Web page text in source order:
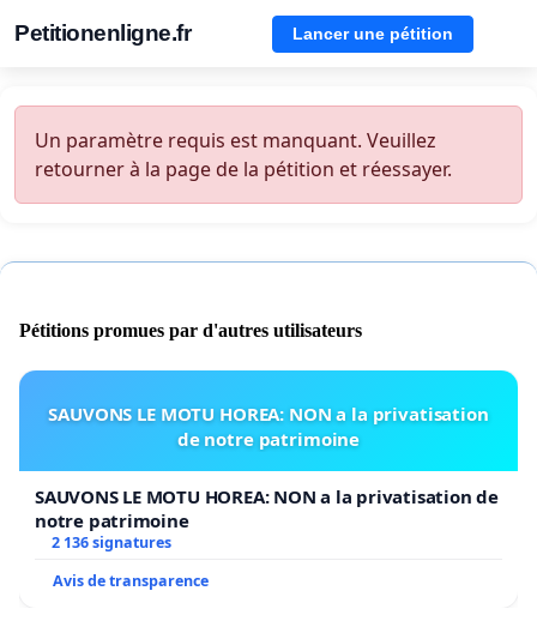
Petitionenligne.fr Lancer une pétition
Un paramètre requis est manquant. Veuillez
retourner à la page de la pétition et réessayer.
Pétitions promues par d'autres utilisateurs
SAUVONS LE MOTU HOREA: NON a la privatisation
de notre patrimoine
SAUVONS LE MOTU HOREA: NON a la privatisation de
notre patrimoine
2 136 signatures
Avis de transparence